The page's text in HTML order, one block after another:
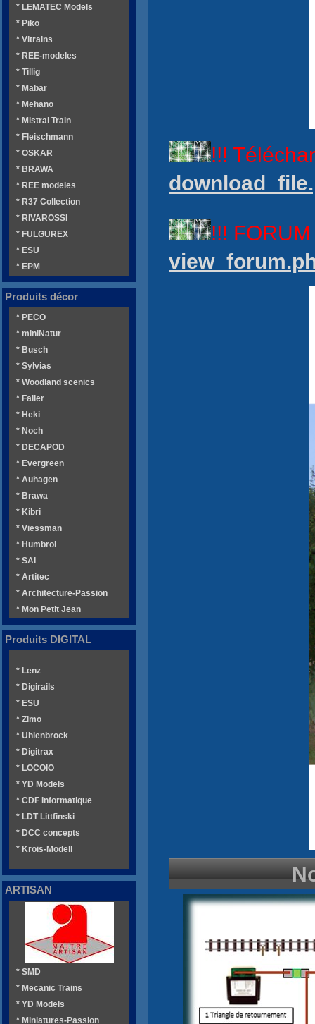
!!!
!!!
* LEMATEC Models
* Piko
* Vitrains
* REE-modeles
* Tillig
* Mabar
* Mehano
* Mistral Train
* Fleischmann
* OSKAR
* BRAWA
* REE modeles
* R37 Collection
* RIVAROSSI
* FULGUREX
* ESU
* EPM
Produits décor
* PECO
* miniNatur
* Busch
* Sylvias
* Woodland scenics
* Faller
* Heki
* Noch
* DECAPOD
* Evergreen
* Auhagen
* Brawa
* Kibri
* Viessman
* Humbrol
* SAI
* Artitec
* Architecture-Passion
* Mon Petit Jean
Produits DIGITAL
* Lenz
* Digirails
* ESU
* Zimo
* Uhlenbrock
* Digitrax
* LOCOIO
* YD Models
* CDF Informatique
* LDT Littfinski
* DCC concepts
* Krois-Modell
ARTISAN
* SMD
* Mecanic Trains
* YD Models
* Miniatures-Passion